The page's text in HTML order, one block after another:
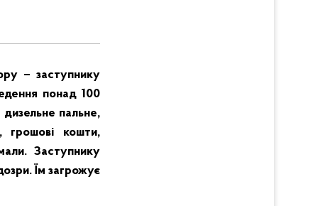
– заступнику
понад 100
дизельне пальне,
грошові кошти,
Заступнику
Їм загрожує